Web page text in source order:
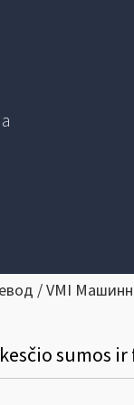
/ VMI